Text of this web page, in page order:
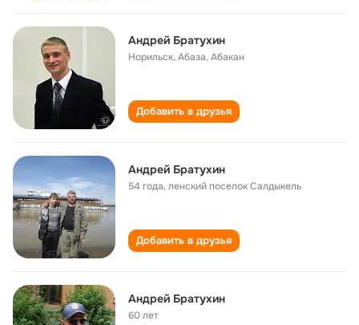
Андрей Братухин
Норильск, Абаза, Абакан
Добавить в друзья
Андрей Братухин
54 года,ленский поселок Салдыкель
Добавить в друзья
Андрей Братухин
60 лет